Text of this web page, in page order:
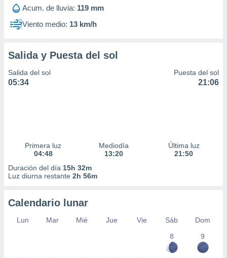
Acum. de lluvia: 119 mm
Viento medio: 13 km/h
Salida y Puesta del sol
Salida del sol
05:34
Puesta del sol
21:06
Primera luz
04:48
Mediodía
13:20
Última luz
21:50
Duración del día 15h 32m
Luz diurna restante 2h 56m
Calendario lunar
Lun Mar Mié Jue Vie Sáb
Dom
8
9